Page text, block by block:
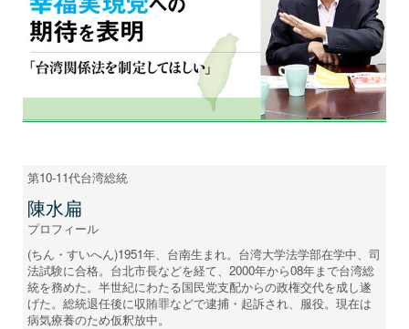
第10-11代台湾総統
陳水扁
プロフィール
(ちん・すいへん)1951年、台南生まれ。台湾大学法学部在学中、司
法試験に合格。台北市長などを経て、2000年から08年まで台湾総
統を務めた。半世紀にわたる国民党支配からの政権交代を成し遂
げた。総統退任後に収賄罪などで逮捕・起訴され、服役。現在は
病気療養のため仮釈放中。